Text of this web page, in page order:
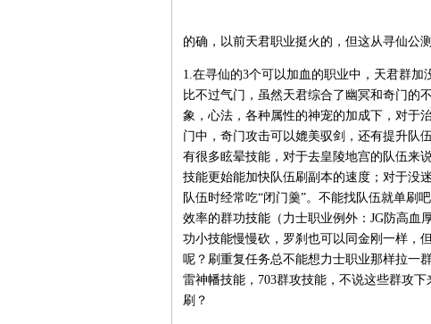
的确，以前天君职业挺火的，但这从寻仙公
1.在寻仙的3个可以加血的职业中，天君群
比不过气门，虽然天君综合了幽冥和奇门的
象，心法，各种属性的神宠的加成下，对于
门中，奇门攻击可以媲美驭剑，还有提升队
有很多眩晕技能，对于去皇陵地宫的队伍来
技能更始能加快队伍刷副本的速度；对于没
队伍时经常吃“闭门羹”。不能找队伍就单刷
效率的群功技能（力士职业例外：JG防高血
功小技能慢慢砍，罗刹也可以同金刚一样，
呢？刷重复任务总不能想力士职业那样拉一
雷神幡技能，703群攻技能，不说这些群攻
刷？